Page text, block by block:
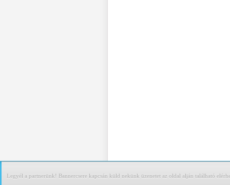
Legyél a partnerünk! Bannercsere kapcsán küld nekünk üzenetet az oldal alján található